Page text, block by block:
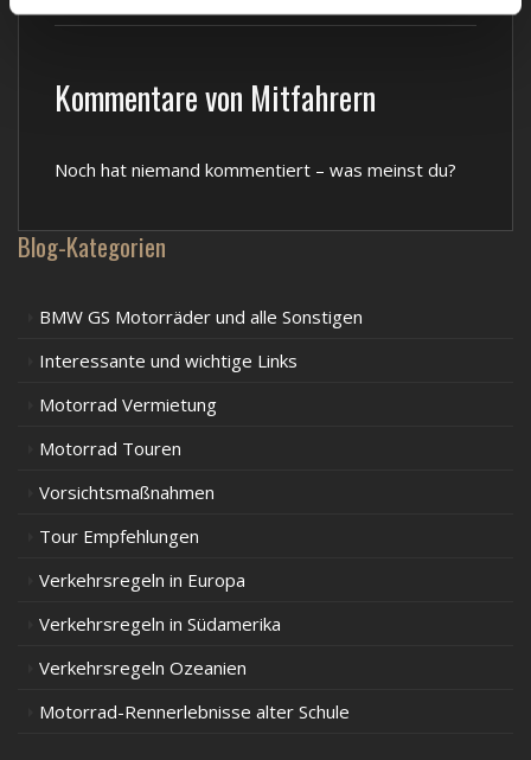
Kommentare von Mitfahrern
Noch hat niemand kommentiert – was meinst du?
Blog-Kategorien
BMW GS Motorräder und alle Sonstigen
Interessante und wichtige Links
Motorrad Vermietung
Motorrad Touren
Vorsichtsmaßnahmen
Tour Empfehlungen
Verkehrsregeln in Europa
Verkehrsregeln in Südamerika
Verkehrsregeln Ozeanien
Motorrad-Rennerlebnisse alter Schule